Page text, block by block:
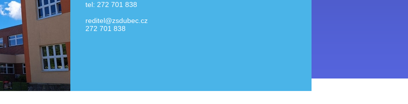
tel: 272 701 838
reditel@zsdubec.cz
272 701 838